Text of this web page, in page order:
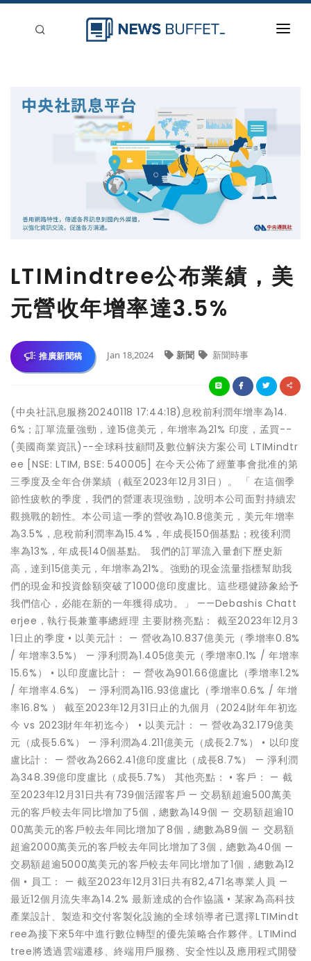
LTIMindtree公布業績，美
元營收年增率達3.5%
推廣新聞稿 Jan 18,2024 新聞 新聞時事
(中央社訊息服務20240118 17:44:18)息稅前利潤年增率為14.
6%；訂單流量強勁，達15億美元，年增率為21% 印度，孟買--
(美國商業資訊)--全球科技顧問及數位解決方案公司 LTIMindtr
ee [NSE: LTIM, BSE: 540005] 在今天公佈了經董事會批准的第
三季度及全年合併業績（截至2023年12月31日）。 「 在這個季
節性疲軟的季度，我們的營運表現強勁，說明本公司面對持續宏
觀挑戰的韌性。本公司這一季的營收為10.8億美元，美元年增率
為3.5%，息稅前利潤率為15.4%，年成長150個基點；稅後利潤
率為13%，年成長140個基點。 我們的訂單流入量創下歷史新
高，達到15億美元，年增率為21%。強勁的現金流量指標幫助我
們的現金和投資餘額突破了1000億印度盧比。這些穩健跡象給予
我們信心，必能在新的一年獲得成功。」 ——Debashis Chatt
erjee，執行長兼董事總經理 主要財務亮點： 截至2023年12月3
1日止的季度 • 以美元計： — 營收為10.837億美元（季增率0.8%
/ 年增率3.5%） — 淨利潤為1.405億美元（季增率0.1% / 年增率
15.6%） • 以印度盧比計： — 營收為901.66億盧比（季增率1.2%
/ 年增率4.6%） — 淨利潤為116.93億盧比（季增率0.6% / 年增
率16.8% ） 截至2023年12月31日止的九個月（2024財年年初迄
今 vs 2023財年年初迄今） • 以美元計： — 營收為32.179億美
元（成長5.6%） — 淨利潤為4.211億美元（成長2.7%） • 以印度
盧比計： — 營收為2662.41億印度盧比（成長8.7%） — 淨利潤
為348.39億印度盧比（成長5.7%） 其他亮點： • 客戶： — 截
至2023年12月31日共有739個活躍客戶 — 交易額超逾500萬美
元的客戶較去年同比增加了5個，總數為149個 — 交易額超逾10
00萬美元的客戶較去年同比增加了8個，總數為89個 — 交易額
超逾2000萬美元的客戶較去年同比增加了3個，總數為40個 —
交易額超逾5000萬美元的客戶較去年同比增加了1個，總數為12
個 • 員工： — 截至2023年12月31日共有82,471名專業人員 —
最近12個月流失率為14.2% 最新達成的合作協議 • 某家為高科技
產業設計、製造和交付客製化設施的全球領導者已選擇LTIMindt
ree為接下來5年中進行數位轉型的優先策略合作夥伴。LTIMind
tree將透過雲端遷移、終端用戶服務、安全性以及應用程式開發